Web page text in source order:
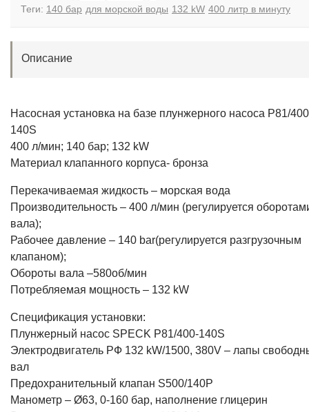
Теги: 140 бар для морской воды 132 kW 400 литр в минуту
Описание
Насосная установка на базе плунжерного насоса P81/
140S
400 л/мин; 140 бар; 132 kW
Материал клапанного корпуса- бронза
Перекачиваемая жидкость – морская вода
Производительность – 400 л/мин (регулируется
вала);
Рабочее давление – 140 bar(регулируется разгрузочным
клапаном);
Обороты вала –580об/мин
Потребляемая мощность – 132 kW
Спецификация установки:
Плунжерный насос SPECK P81/400-140S
Электродвигатель РФ 132 kW/1500, 380V – лапы
вал
Предохранительный клапан S500/140P
Манометр – Ø63, 0-160 бар, наполнение глицерин